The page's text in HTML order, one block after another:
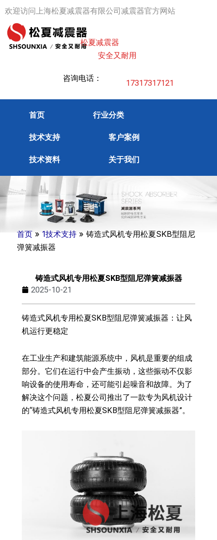
跳
欢迎访问上海松夏减震器有限公司减震器官方网站
松夏减震器
安全又耐用
咨询电话：
17317317121
首页 行业分类
技术支持 客户案例
技术资料 关于我们
首页 » 1技术支持 » 铸造式风机专用松夏SKB型阻尼
弹簧减振器
铸造式风机专用松夏SKB型阻尼弹簧减振器
2025-10-21
铸造式风机专用松夏SKB型阻尼弹簧减振器：让风
机运行更稳定
在工业生产和建筑能源系统中，风机是重要的组成
部分。它们在运行中会产生振动，这些振动不仅影
响设备的使用寿命，还可能引起噪音和故障。为了
解决这个问题，松夏公司推出了一款专为风机设计
的“铸造式风机专用松夏SKB型阻尼弹簧减振器”。